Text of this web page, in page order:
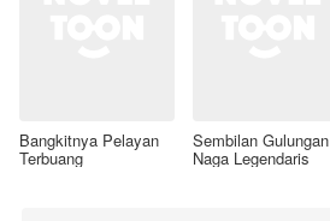
Bangkitnya Pelayan
Terbuang
Sembilan Gulungan
Naga Legendaris